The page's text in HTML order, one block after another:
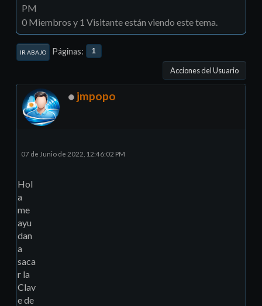
PM
0 Miembros y 1 Visitante están viendo este tema.
IR ABAJO Páginas 1
Acciones del Usuario
jmpopo
07 de Junio de 2022, 12:46:02 PM
Hol
a
me
ayu
dan
a
saca
r la
Clav
e de